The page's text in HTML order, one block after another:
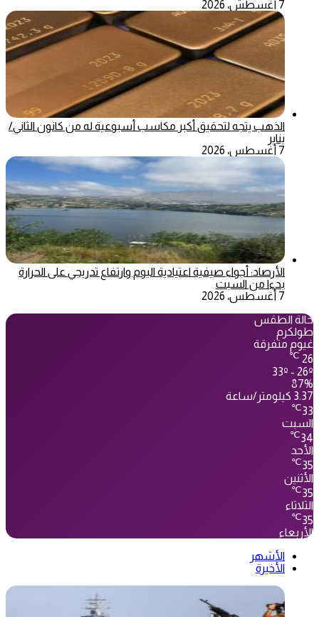
7 أغسطس، 2026
الذهب يتجه لتحقيق أكبر مكاسب أسبوعية له من كانون الثاني/
يناير
7 أغسطس، 2026
الأرصاد: أجواء صيفية اعتيادية اليوم وارتفاع تدريجي على الحرارة
بدءا من السبت
7 أغسطس، 2026
حالة الطقس
طولكرم
غيوم متفرقة
26
℃
33º - 26º
87%
3.37 كيلومتر/ساعة
33
℃
السبت
34
℃
الأحد
35
℃
الأثنين
35
℃
الثلاثاء
35
℃
الأربعاء
الأشهر
الأخيرة